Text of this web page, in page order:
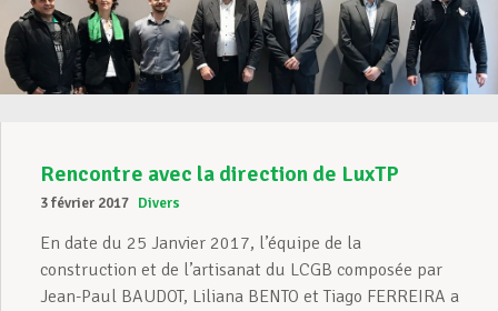
Rencontre avec la direction de LuxTP
3 février 2017 Divers
En date du 25 Janvier 2017, l’équipe de la
construction et de l’artisanat du LCGB composée par
Jean-Paul BAUDOT, Liliana BENTO et Tiago FERREIRA a